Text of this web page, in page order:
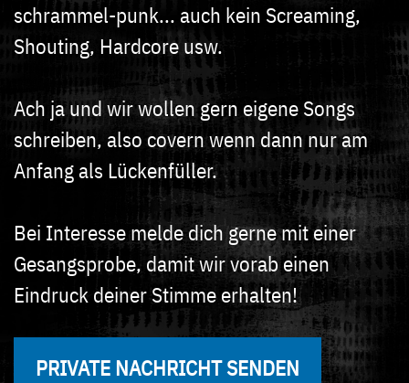
schrammel-punk... auch kein Screaming,
Shouting, Hardcore usw.
Ach ja und wir wollen gern eigene Songs
schreiben, also covern wenn dann nur am
Anfang als Lückenfüller.
Bei Interesse melde dich gerne mit einer
Gesangsprobe, damit wir vorab einen
Eindruck deiner Stimme erhalten!
PRIVATE NACHRICHT SENDEN